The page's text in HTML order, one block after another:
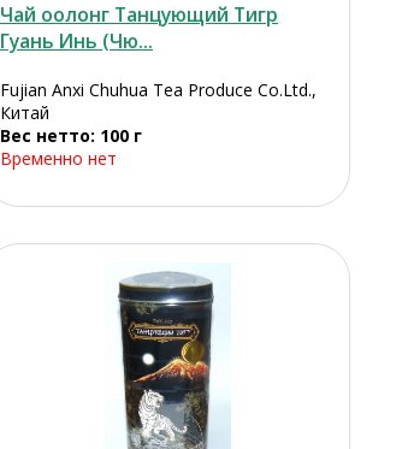
Чай оолонг Танцующий Тигр
Гуань Инь (Чю...
Fujian Anxi Chuhua Tea Produce Co.Ltd.,
Китай
Вес нетто: 100 г
Временно нет